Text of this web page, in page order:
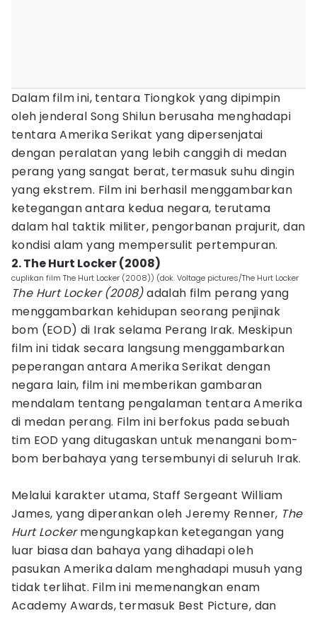
Dalam film ini, tentara Tiongkok yang dipimpin
oleh jenderal Song Shilun berusaha menghadapi
tentara Amerika Serikat yang dipersenjatai
dengan peralatan yang lebih canggih di medan
perang yang sangat berat, termasuk suhu dingin
yang ekstrem. Film ini berhasil menggambarkan
ketegangan antara kedua negara, terutama
dalam hal taktik militer, pengorbanan prajurit, dan
kondisi alam yang mempersulit pertempuran.
2. The Hurt Locker (2008)
cuplikan film The Hurt Locker (2008)) (dok. Voltage pictures/The Hurt Locker
The Hurt Locker (2008)adalah film perang yang
menggambarkan kehidupan seorang penjinak
bom (EOD) di Irak selama Perang Irak. Meskipun
film ini tidak secara langsung menggambarkan
peperangan antara Amerika Serikat dengan
negara lain, film ini memberikan gambaran
mendalam tentang pengalaman tentara Amerika
di medan perang. Film ini berfokus pada sebuah
tim EOD yang ditugaskan untuk menangani bom-
bom berbahaya yang tersembunyi di seluruh Irak.
Melalui karakter utama, Staff Sergeant William
James, yang diperankan oleh Jeremy Renner, The
Hurt Lockermengungkapkan ketegangan yang
luar biasa dan bahaya yang dihadapi oleh
pasukan Amerika dalam menghadapi musuh yang
tidak terlihat. Film ini memenangkan enam
Academy Awards, termasuk Best Picture, dan